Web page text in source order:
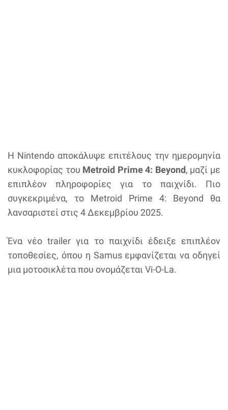
Η Nintendo αποκάλυψε επιτέλους την ημερομηνία
κυκλοφορίας του Metroid Prime 4: Beyond, μαζί με
επιπλέον πληροφορίες για το παιχνίδι. Πιο
συγκεκριμένα, το Metroid Prime 4: Beyond θα
λανσαριστεί στις 4 Δεκεμβρίου 2025.
Ένα νέο trailer για το παιχνίδι έδειξε επιπλέον
τοποθεσίες, όπου η Samus εμφανίζεται να οδηγεί
μια μοτοσικλέτα που ονομάζεται Vi-O-La.